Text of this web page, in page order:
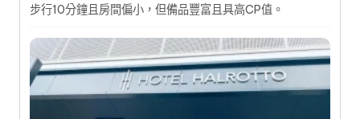
步行10分鐘且房間偏小，但備品豐富且具高CP值。